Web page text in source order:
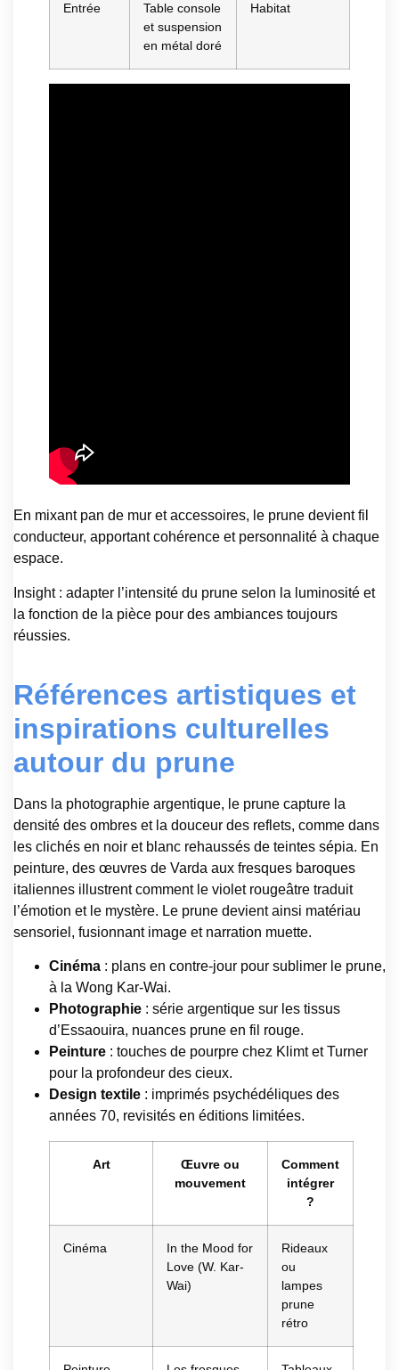
Entrée
Table console
et suspension
en métal doré
Habitat
En mixant pan de mur et accessoires, le prune devient fil
conducteur, apportant cohérence et personnalité à chaque
espace.
Insight : adapter l’intensité du prune selon la luminosité et
la fonction de la pièce pour des ambiances toujours
réussies.
Références artistiques et
inspirations culturelles
autour du prune
Dans la photographie argentique, le prune capture la
densité des ombres et la douceur des reflets, comme dans
les clichés en noir et blanc rehaussés de teintes sépia. En
peinture, des œuvres de Varda aux fresques baroques
italiennes illustrent comment le violet rougeâtre traduit
l’émotion et le mystère. Le prune devient ainsi matériau
sensoriel, fusionnant image et narration muette.
Cinéma : plans en contre-jour pour sublimer le prune,
à la Wong Kar-Wai.
Photographie : série argentique sur les tissus
d’Essaouira, nuances prune en fil rouge.
Peinture : touches de pourpre chez Klimt et Turner
pour la profondeur des cieux.
Design textile : imprimés psychédéliques des
années 70, revisités en éditions limitées.
Art
Œuvre ou
mouvement
Comment
intégrer
?
Cinéma
In the Mood for
Love (W. Kar-
Wai)
Rideaux
ou
lampes
prune
rétro